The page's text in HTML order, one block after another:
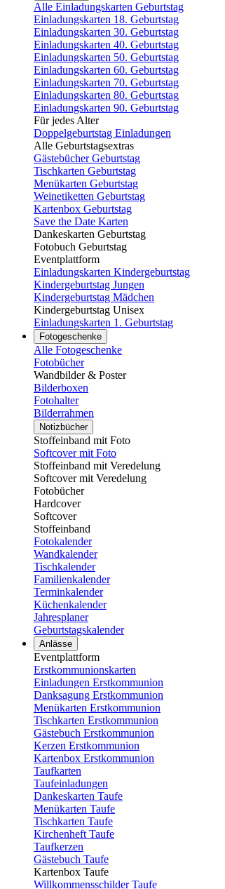
Alle Einladungskarten Geburtstag
Einladungskarten 18. Geburtstag
Einladungskarten 30. Geburtstag
Einladungskarten 40. Geburtstag
Einladungskarten 50. Geburtstag
Einladungskarten 60. Geburtstag
Einladungskarten 70. Geburtstag
Einladungskarten 80. Geburtstag
Einladungskarten 90. Geburtstag
Für jedes Alter
Doppelgeburtstag Einladungen
Alle Geburtstagsextras
Gästebücher Geburtstag
Tischkarten Geburtstag
Menükarten Geburtstag
Weinetiketten Geburtstag
Kartenbox Geburtstag
Save the Date Karten
Dankeskarten Geburtstag
Fotobuch Geburtstag
Eventplattform
Einladungskarten Kindergeburtstag
Kindergeburtstag Jungen
Kindergeburtstag Mädchen
Kindergeburtstag Unisex
Einladungskarten 1. Geburtstag
Fotogeschenke
Alle Fotogeschenke
Fotobücher
Wandbilder & Poster
Bilderboxen
Fotohalter
Bilderrahmen
Notizbücher
Stoffeinband mit Foto
Softcover mit Foto
Stoffeinband mit Veredelung
Softcover mit Veredelung
Fotobücher
Hardcover
Softcover
Stoffeinband
Fotokalender
Wandkalender
Tischkalender
Familienkalender
Terminkalender
Küchenkalender
Jahresplaner
Geburtstagskalender
Anlässe
Eventplattform
Erstkommunionskarten
Einladungen Erstkommunion
Danksagung Erstkommunion
Menükarten Erstkommunion
Tischkarten Erstkommunion
Gästebuch Erstkommunion
Kerzen Erstkommunion
Kartenbox Erstkommunion
Taufkarten
Taufeinladungen
Dankeskarten Taufe
Menükarten Taufe
Tischkarten Taufe
Kirchenheft Taufe
Taufkerzen
Gästebuch Taufe
Kartenbox Taufe
Willkommensschilder Taufe